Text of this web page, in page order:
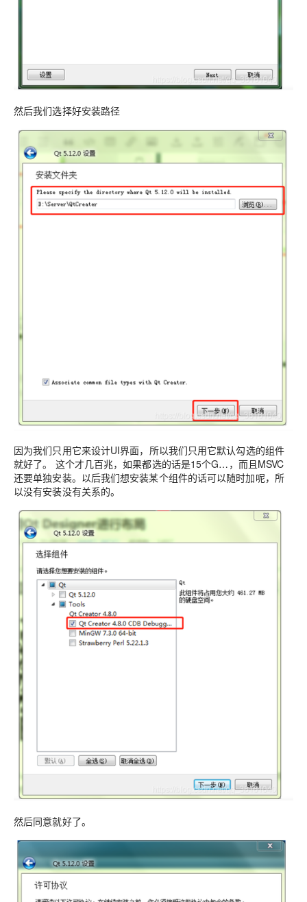
然后我们选择好安装路径
因为我们只用它来设计UI界面，所以我们只用它默认勾选的组件
就好了。
这个才几百兆，如果都选的话是15个G…，而且MSVC
还要单独安装。以后我们想安装某个组件的话可以随时加呢，所
以没有安装没有关系的。
然后同意就好了。